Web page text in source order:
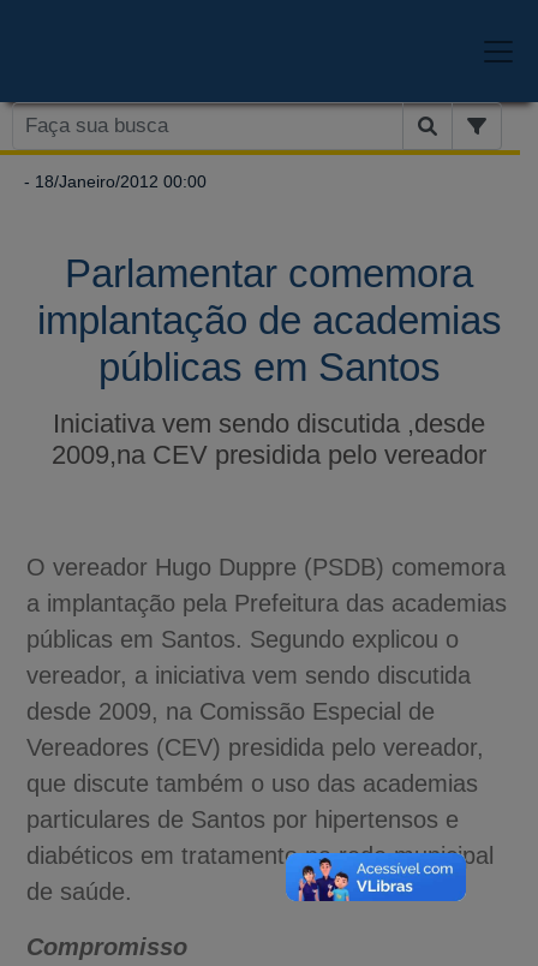
- 18/Janeiro/2012 00:00
Parlamentar comemora
implantação de academias
públicas em Santos
Iniciativa vem sendo discutida ,desde
2009,na CEV presidida pelo vereador
O vereador Hugo Duppre (PSDB) comemora
a implantação pela Prefeitura das academias
públicas em Santos. Segundo explicou o
vereador, a iniciativa vem sendo discutida
desde 2009, na Comissão Especial de
Vereadores (CEV) presidida pelo vereador,
que discute também o uso das academias
particulares de Santos por hipertensos e
diabéticos em tratamento na rede municipal
de saúde.
Compromisso